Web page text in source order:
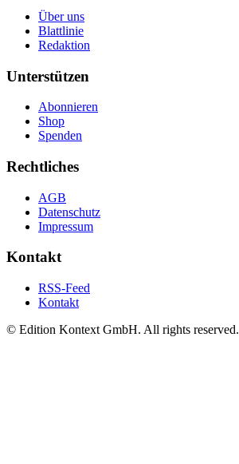
Über uns
Blattlinie
Redaktion
Unterstützen
Abonnieren
Shop
Spenden
Rechtliches
AGB
Datenschutz
Impressum
Kontakt
RSS-Feed
Kontakt
© Edition Kontext GmbH. All rights reserved.